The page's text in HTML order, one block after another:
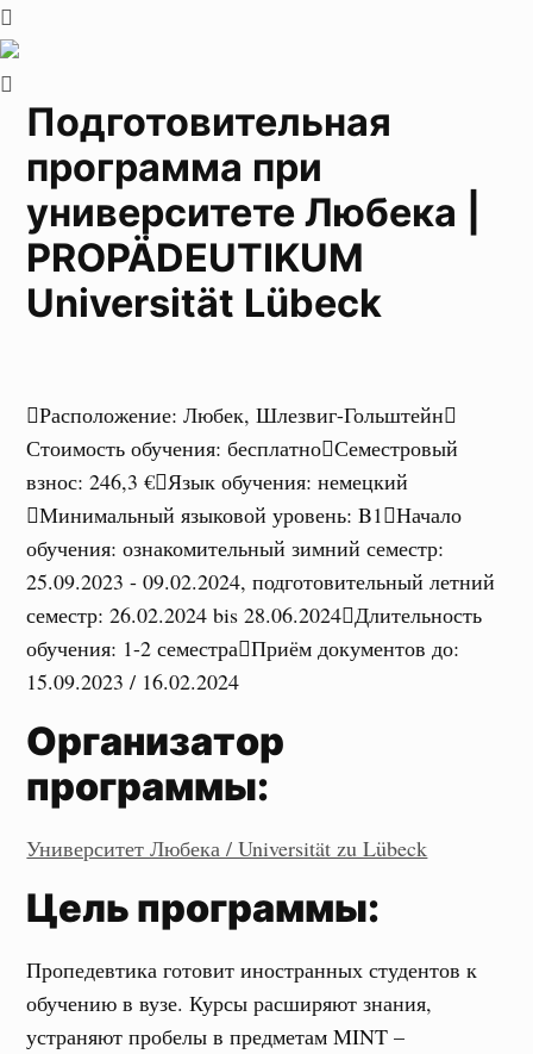
Подготовительная
программа при
университете Любека |
PROPÄDEUTIKUM
Universität Lübeck
Расположение:Любек, Шлезвиг-Гольштейн
Стоимость обучения:бесплатно Семестровый
взнос:246,3 € Язык обучения:немецкий
Минимальный языковой уровень:B1 Начало
обучения:ознакомительный зимний семестр:
25.09.2023 - 09.02.2024, подготовительный летний
семестр: 26.02.2024 bis 28.06.2024 Длительность
обучения: 1-2 семестра Приём документов до:
15.09.2023 / 16.02.2024
Организатор
программы:
Университет Любека / Universität zu Lübeck
Цель программы:
Пропедевтика готовит иностранных студентов к
обучению в вузе. Курсы расширяют знания,
устраняют пробелы в предметам MINT –